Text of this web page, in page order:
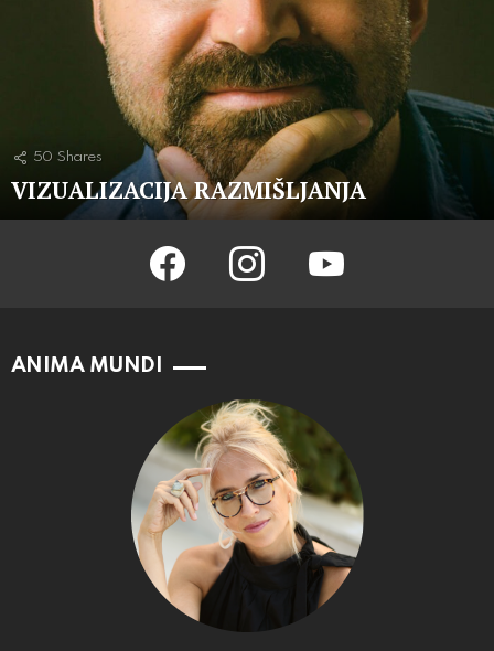
50 Shares
VIZUALIZACIJA RAZMIŠLJANJA
facebook instagram youtube
ANIMA MUNDI